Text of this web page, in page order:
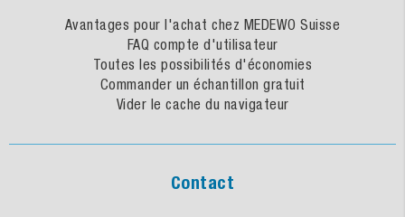
Avantages pour l'achat chez MEDEWO Suisse
FAQ compte d'utilisateur
Toutes les possibilités d'économies
Commander un échantillon gratuit
Vider le cache du navigateur
Contact